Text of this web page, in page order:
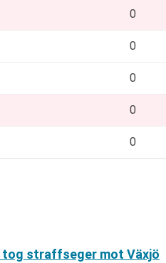
0
0
0
0
0
tog straffseger mot Växjö